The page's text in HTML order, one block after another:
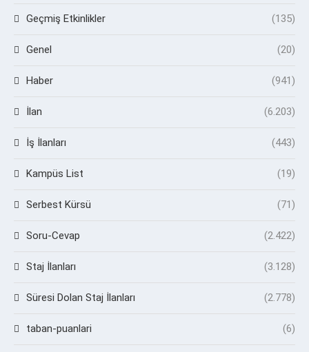
Geçmiş Etkinlikler (135)
Genel (20)
Haber (941)
İlan (6.203)
İş İlanları (443)
Kampüs List (19)
Serbest Kürsü (71)
Soru-Cevap (2.422)
Staj İlanları (3.128)
Süresi Dolan Staj İlanları (2.778)
taban-puanlari (6)